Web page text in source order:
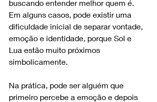
buscando entender melhor quem é.
Em alguns casos, pode existir uma
dificuldade inicial de separar vontade,
emoção e identidade, porque Sol e
Lua estão muito próximos
simbolicamente.
Na prática, pode ser alguém que
primeiro percebe a emoção e depois